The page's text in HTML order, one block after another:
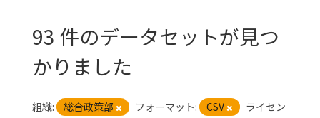
93 件のデータセットが見つ
かりました
組織: 総合政策部 フォーマット: CSV
ライセン